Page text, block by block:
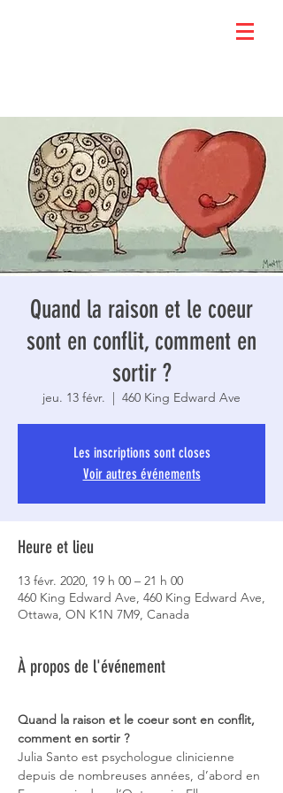
Quand la raison et le coeur
sont en conflit, comment en
sortir ?
jeu. 13 févr.
  |
460 King Edward Ave
Les inscriptions sont closes
Voir autres événements
Heure et lieu
13 févr. 2020, 19 h 00 – 21 h 00
460 King Edward Ave, 460 King Edward Ave,
Ottawa, ON K1N 7M9, Canada
À propos de l'événement
Quand la raison et le coeur sont en conflit,
comment en sortir ?
Julia Santo est psychologue clinicienne
depuis de nombreuses années, d’abord en